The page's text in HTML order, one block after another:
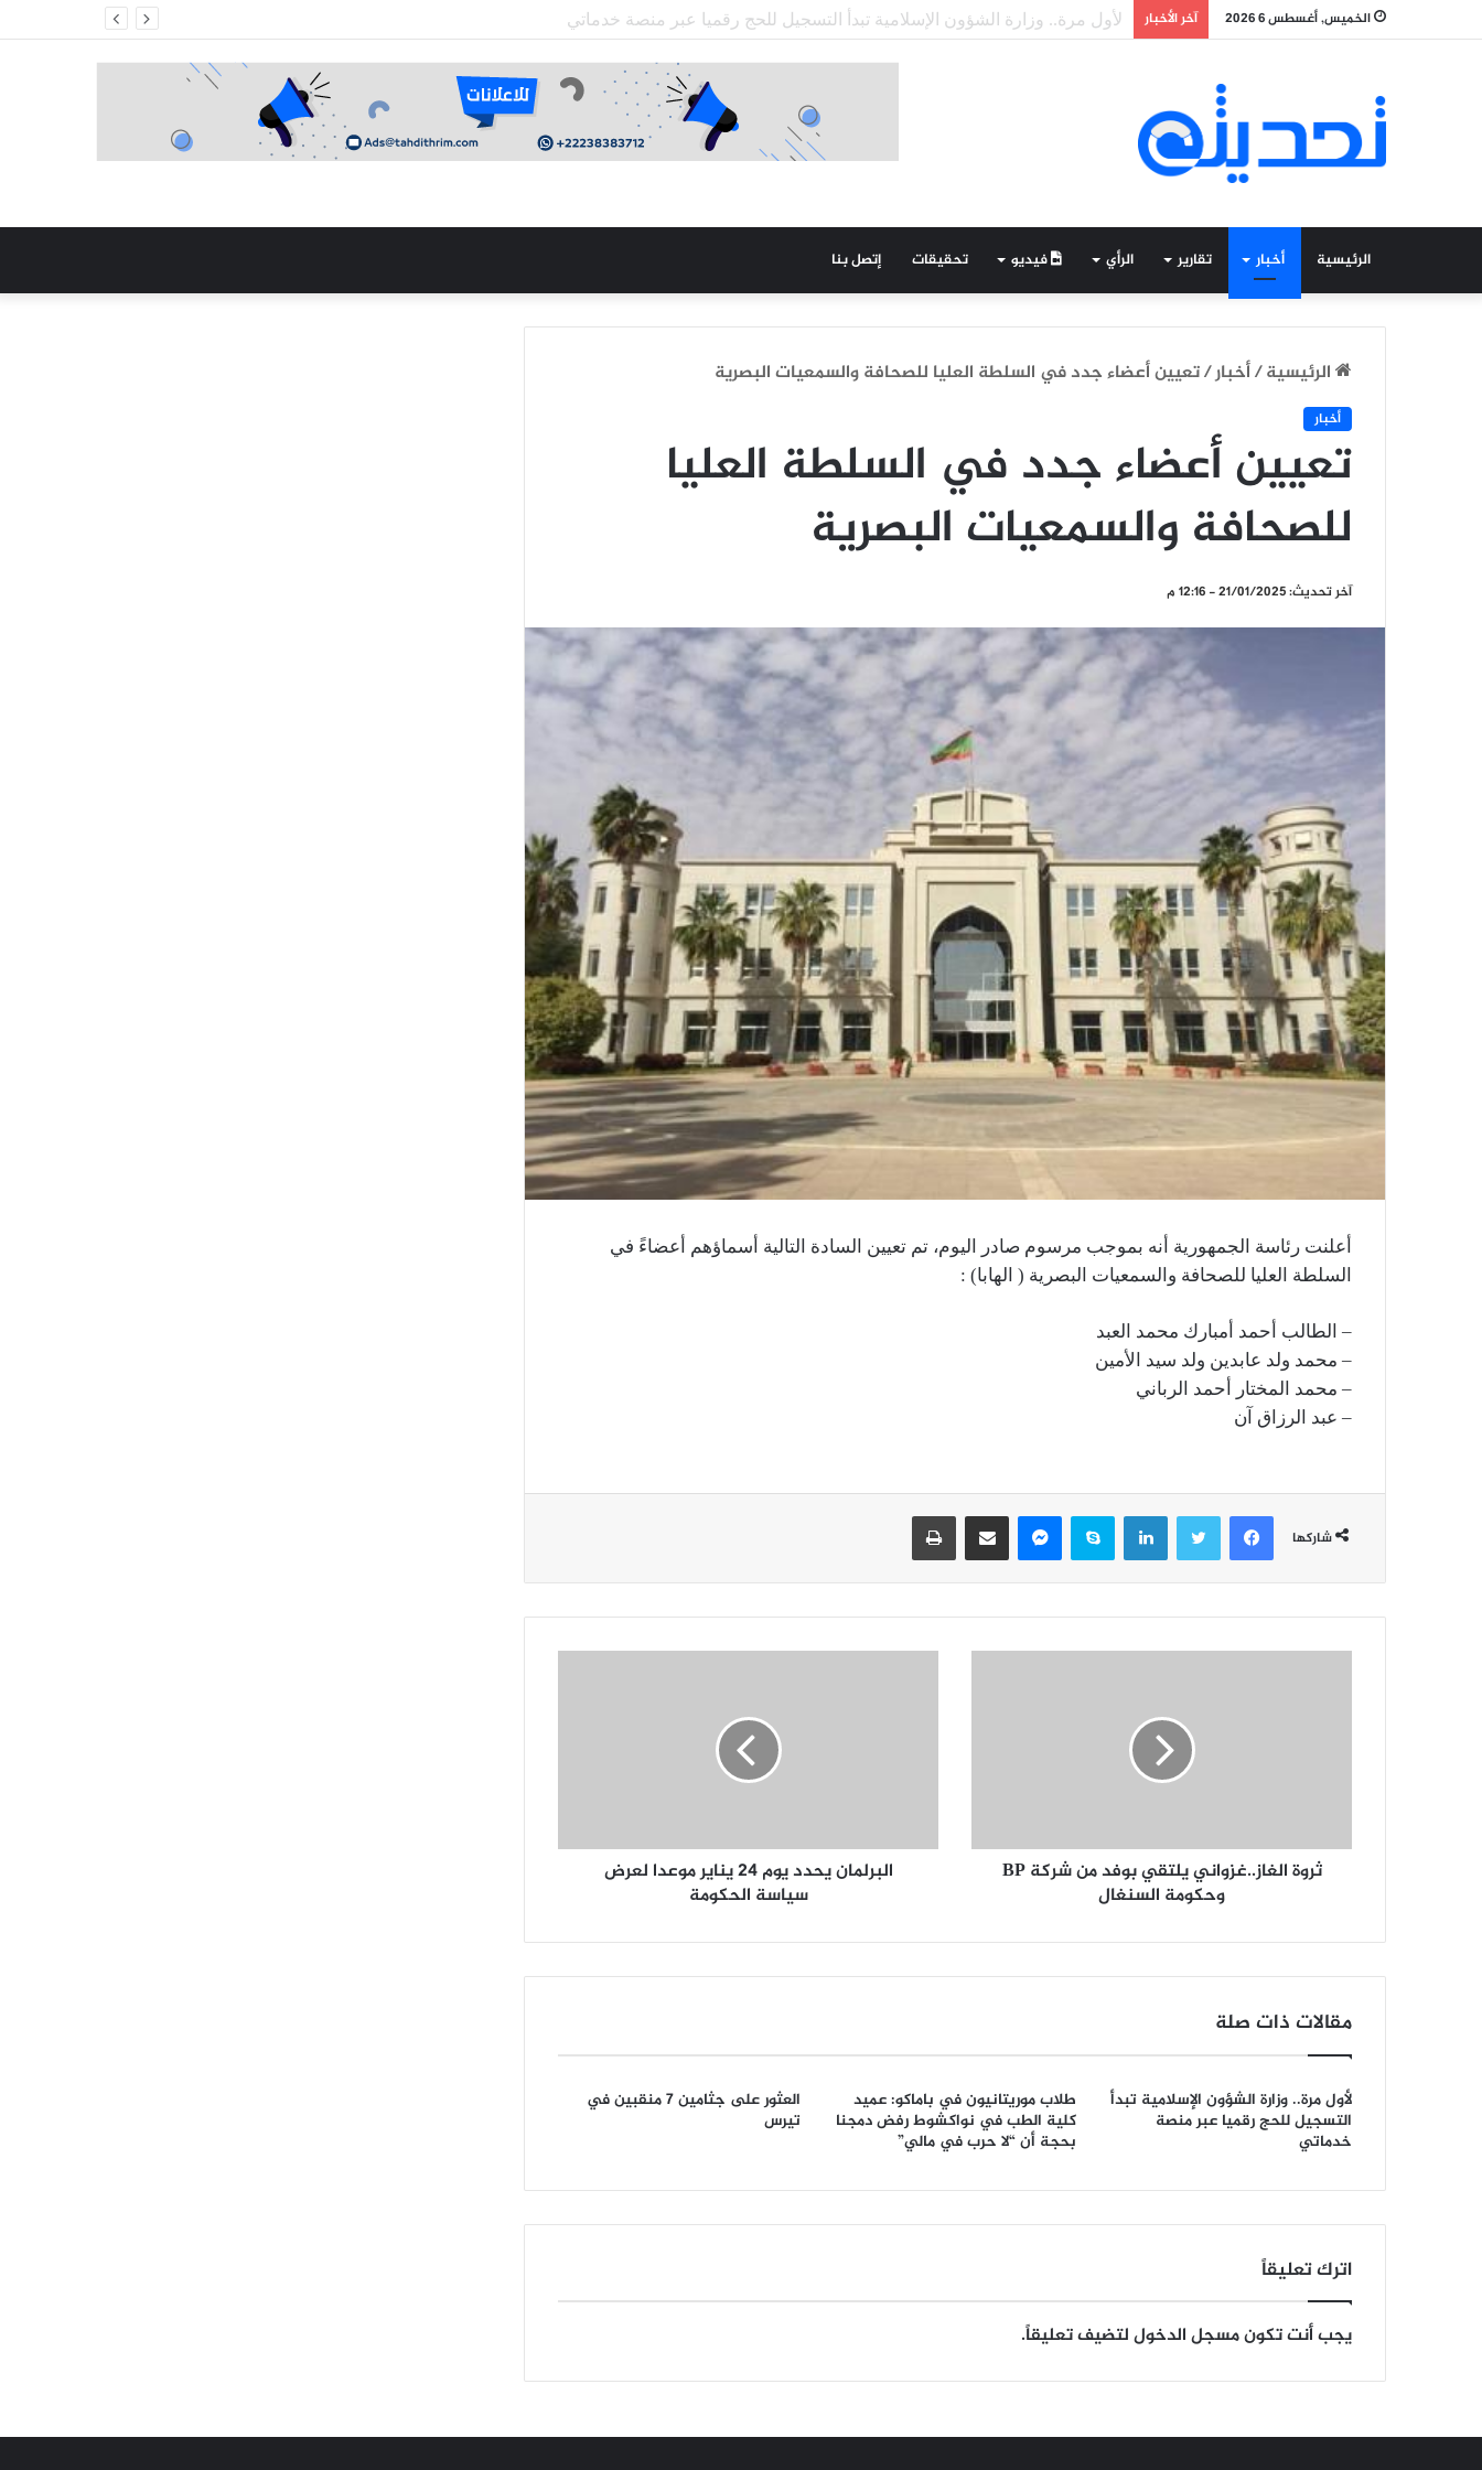
الخميس, أغسطس 6 2026 آخر الأخبار طلاب موريتانيون في باماكو: عميد كلية الطب في نواكشوط رفض دمجنا بحجة أن “لا حرب في مالي”
الرئيسية أخبار تقارير الرأي فيديو تحقيقات إتصل بنا
الرئيسية/أخبار/تعيين أعضاء جدد في السلطة العليا للصحافة والسمعيات البصرية
أخبار
تعيين أعضاء جدد في السلطة العليا
للصحافة والسمعيات البصرية
آخر تحديث: 21/01/2025 - 12:16 م
أعلنت رئاسة الجمهورية أنه بموجب مرسوم صادر اليوم، تم تعيين السادة التالية أسماؤهم أعضاءً في
السلطة العليا للصحافة والسمعيات البصرية ( الهابا) :
– الطالب أحمد أمبارك محمد العبد
– محمد ولد عابدين ولد سيد الأمين
– محمد المختار أحمد الرباني
– عبد الرزاق آن
شاركها
فيسبوكتويتر لينكدإنسكايبماسنجرمشاركة عبر البريد طباعة
ثروة الغاز..غزواني يلتقي بوفد من شركة BP
وحكومة السنغال
البرلمان يحدد يوم 24 يناير موعدا لعرض
سياسة الحكومة
مقالات ذات صلة
لأول مرة.. وزارة الشؤون الإسلامية تبدأ
التسجيل للحج رقميا عبر منصة
خدماتي
طلاب موريتانيون في باماكو: عميد
كلية الطب في نواكشوط رفض دمجنا
بحجة أن “لا حرب في مالي”
العثور على جثامين 7 منقبين في
تيرس
اترك تعليقاً
يجب أنت تكونمسجل الدخوللتضيف تعليقاً.